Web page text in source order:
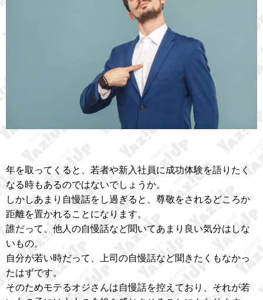
年を取ってくると、若者や新入社員に成功体験を語りたく
なる時もあるのではないでしょうか。
しかしあまり自慢話をし過ぎると、尊敬をされるどころか
距離を置かれることになります。
誰だって、他人の自慢話など聞いてあまり良い気分はしな
いもの。
自分が若い時だって、上司の自慢話など聞きたくもなかっ
たはずです。
そのためモテるオジさんは自慢話を控えており、それが若